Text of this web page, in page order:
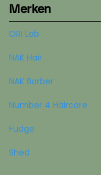
Merken
ORI Lab
NAK Hair
NAK Barber
Number 4 Haircare
Fudge
Shed